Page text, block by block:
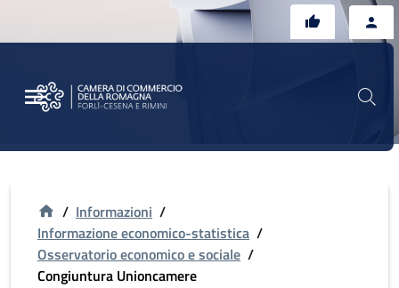
/ Informazioni /
Informazione economico-statistica /
Osservatorio economico e sociale /
Congiuntura Unioncamere